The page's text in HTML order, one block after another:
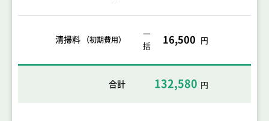
清掃料 （初期費用）
一
括
16,500 円
合計 132,580 円